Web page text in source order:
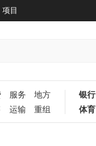
项目
服务
地方
运输 重组
银行
体育